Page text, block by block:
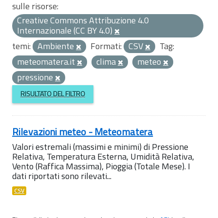
sulle risorse:
Creative Commons Attribuzione 4.0
Internazionale (CC BY 4.0)
temi: Ambiente Formati: CSV
Tag:
meteomatera.it
clima
meteo
pressione
RISULTATO DEL FILTRO
Rilevazioni meteo - Meteomatera
Valori estremali (massimi e minimi) di Pressione
Relativa, Temperatura Esterna, Umidità Relativa,
Vento (Raffica Massima), Pioggia (Totale Mese). I
dati riportati sono rilevati...
CSV